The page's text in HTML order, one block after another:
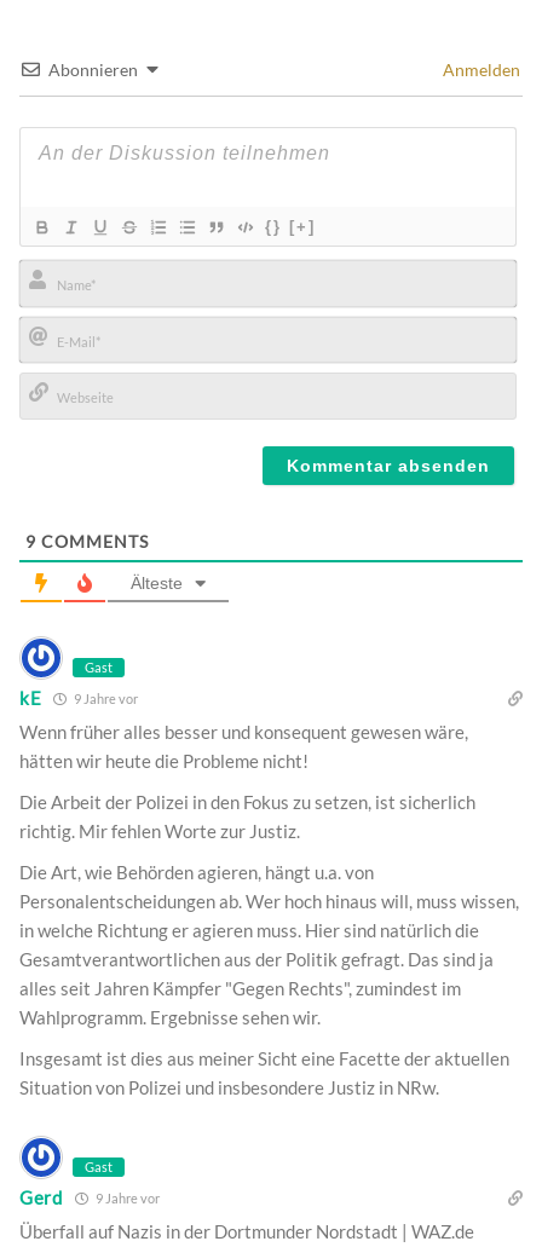
Abonnieren Anmelden
{} [+]
Name*
E-
Mail*
9 COMMENTS
Älteste
Gast
kE 9 Jahre vor
Wenn früher alles besser und konsequent gewesen wäre,
hätten wir heute die Probleme nicht!
Die Arbeit der Polizei in den Fokus zu setzen, ist sicherlich
richtig. Mir fehlen Worte zur Justiz.
Die Art, wie Behörden agieren, hängt u.a. von
Personalentscheidungen ab. Wer hoch hinaus will, muss wissen,
in welche Richtung er agieren muss. Hier sind natürlich die
Gesamtverantwortlichen aus der Politik gefragt. Das sind ja
alles seit Jahren Kämpfer "Gegen Rechts", zumindest im
Wahlprogramm. Ergebnisse sehen wir.
Insgesamt ist dies aus meiner Sicht eine Facette der aktuellen
Situation von Polizei und insbesondere Justiz in NRw.
Gast
Gerd 9 Jahre vor
Überfall auf Nazis in der Dortmunder Nordstadt | WAZ.de